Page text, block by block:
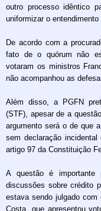
outro processo idêntico
uniformizar o entendimento
De acordo com a
fato de o quórum não
votaram os ministros
não acompanhou as
Além disso, a PGFN
(STF), apesar de a
argumento será o de que
sem declaração
artigo 97 da Constituição
A questão é
discussões sobre crédito
estava sendo julgado
Costa, que apresentou